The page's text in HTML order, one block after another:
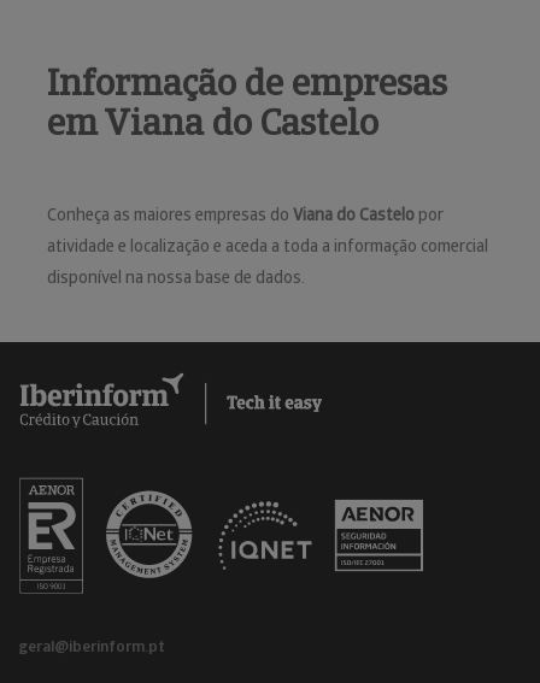
Informação de empresas
em Viana do Castelo
Conheça as maiores empresas do Viana do Castelo por
atividade e localização e aceda a toda a informação comercial
disponível na nossa base de dados.
geral@iberinform.pt